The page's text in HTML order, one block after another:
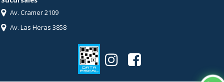
Av. Cramer 2109
Av. Las Heras 3858